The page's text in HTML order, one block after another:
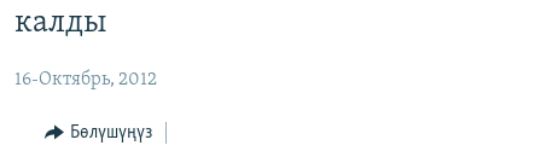
МАДАНИЯТ
ТВ ПРОГРАММАЛАР
БҮГҮН АЗАТТЫКТА
ПОДКАСТ
калды
16-Октябрь, 2012
Бөлүшүңүз